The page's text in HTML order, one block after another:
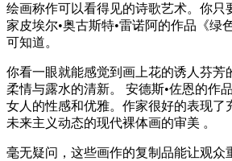
绘画称作可以看得见的诗歌艺术。你只
家皮埃尔•奥古斯特•雷诺阿的作品《绿
可知道。
你看一眼就能感觉到画上花的诱人芬芳
柔情与露水的清新。 安德斯•佐恩的作
女人的性感和优雅。作家很好的表现了
未来主义动态的现代裸体画的审美 。
毫无疑问，这些画作的复制品能让观众